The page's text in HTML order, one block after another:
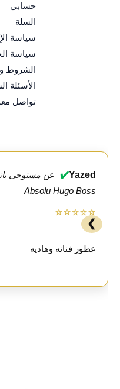
حسابي
السلة
سياسة
سياسة
الشروط
الأسئلة
تواصل
Yazed
✔️ عن
Absolu Hugo Boss
⭐⭐⭐⭐⭐
عطور فنانه وهاديه
❯